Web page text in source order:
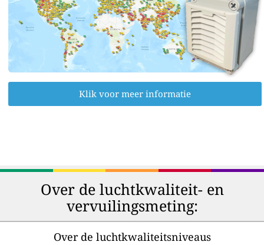
Klik voor meer informatie
Over de luchtkwaliteit- en
vervuilingsmeting:
Over de luchtkwaliteitsniveaus